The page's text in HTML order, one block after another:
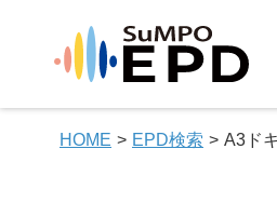
HOME EPD検索 A3ド